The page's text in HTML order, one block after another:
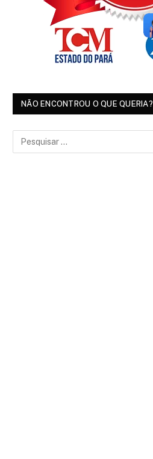
NÃO ENCONTROU O QUE QUERIA?